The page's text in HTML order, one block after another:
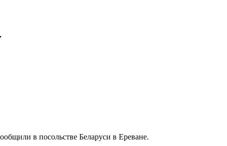
в посольстве Беларуси в Ереване.